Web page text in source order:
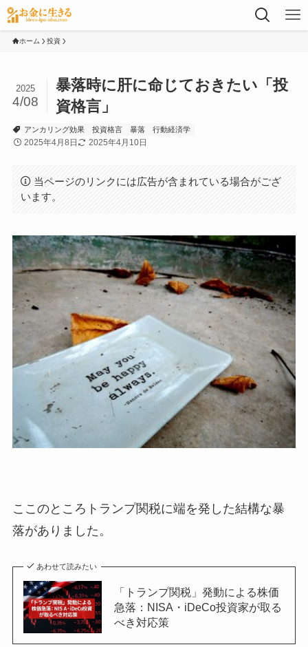
ホーム 投資
暴落時に肝に命じておきたい「投
資格言」
2025
4/08
アンカリング効果 投資格言 暴落 行動経済学
2025年4月8日 2025年4月10日
当ページのリンクには広告が含まれている場合がござ
います。
ここのところトランプ関税に端を発した結構な暴
落がありました。
あわせて読みたい
「トランプ関税」発動による株価
急落：NISA・iDeCo投資家が取る
べき対応策